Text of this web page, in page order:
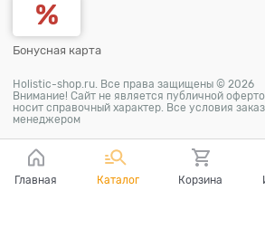
Бонусная карта
Holistic-shop.ru. Все права защищены © 2026
Внимание! Сайт не является публичной
носит справочный характер. Все условия
менеджером
Главная Каталог Корзина